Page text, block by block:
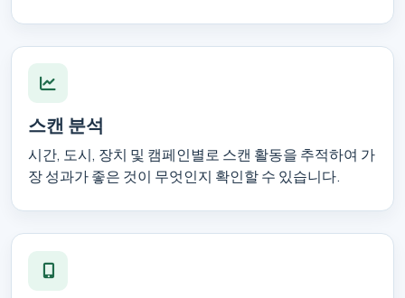
스캔 분석
시간, 도시, 장치 및 캠페인별로 스캔 활동을 추적하여 가
장 성과가 좋은 것이 무엇인지 확인할 수 있습니다.